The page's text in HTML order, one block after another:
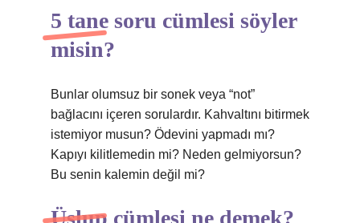
5 tane soru cümlesi söyler
misin?
Bunlar olumsuz bir sonek veya “not”
bağlacını içeren sorulardır. Kahvaltını bitirmek
istemiyor musun? Ödevini yapmadı mı?
Kapıyı kilitlemedin mi? Neden gelmiyorsun?
Bu senin kalemin değil mi?
Üslup cümlesi ne demek?